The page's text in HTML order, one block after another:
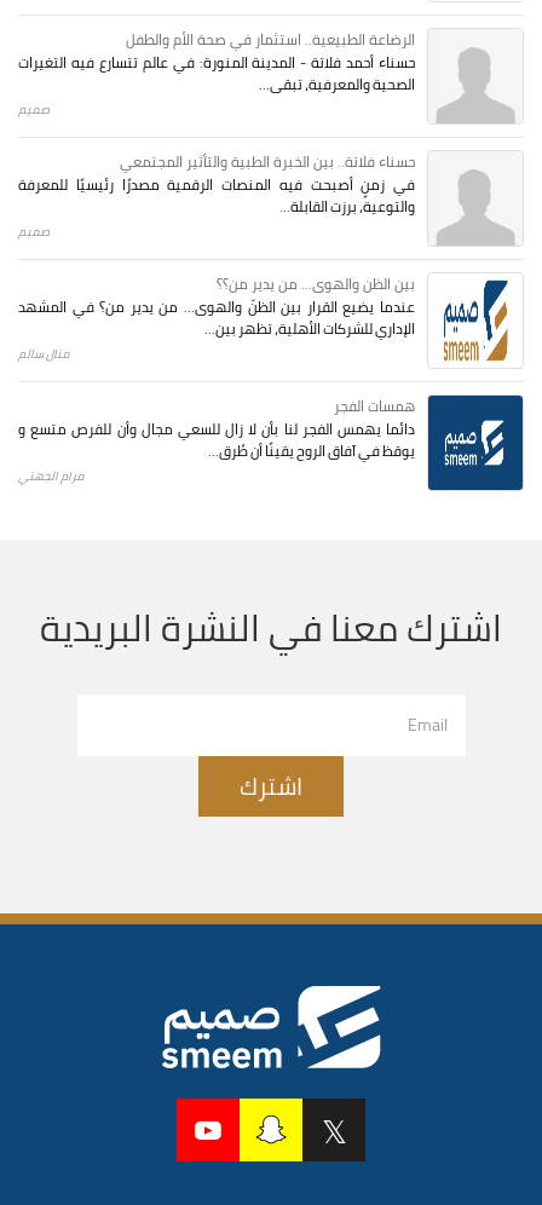
الرضاعة الطبيعية.. استثمار في صحة الأم والطفل
حسناء أحمد فلاتة - المدينة المنورة: في عالم تتسارع فيه التغيرات
الصحية والمعرفية، تبقى...
صميم
حسناء فلاتة.. بين الخبرة الطبية والتأثير المجتمعي
في زمنٍ أصبحت فيه المنصات الرقمية مصدرًا رئيسيًا للمعرفة
والتوعية، برزت القابلة...
صميم
بين الظن والهوى... من يدير من؟؟
عندما يضيع القرار بين الظنّ والهوى… من يدير من؟ في المشهد
الإداري للشركات الأهلية، تظهر بين...
منال سالم
همسات الفجر
دائما يهمس الفجر لنا بأن لا زال للسعي مجال وأن للفرص متسع و
يوقظ في آفاق الروح يقينًا أن طُرق...
مرام الجهني
اشترك معنا في النشرة البريدية
اشترك